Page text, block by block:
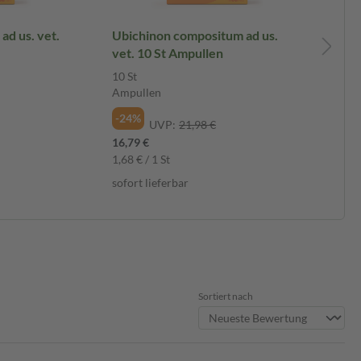
us. vet.
Ubichinon compositum ad us.
vet. 10 St Ampullen
10 St
Ampullen
-24%
UVP: 21,98 €
16,79 €
1,68 € / 1 St
sofort lieferbar
Sortiert nach